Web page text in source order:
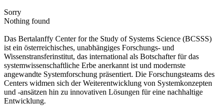
Sorry
Nothing found
Das Bertalanffy Center for the Study of Systems Science (BCSSS)
ist ein österreichisches, unabhängiges Forschungs- und
Wissenstransferinstitut, das international als Botschafter für das
systemwissenschaftliche Erbe anerkannt ist und modernste
angewandte Systemforschung präsentiert. Die Forschungsteams des
Centers widmen sich der Weiterentwicklung von Systemkonzepten
und -ansätzen hin zu innovativen Lösungen für eine nachhaltige
Entwicklung.